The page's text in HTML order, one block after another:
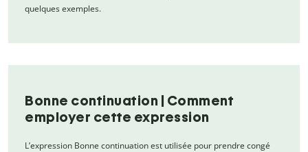
quelques exemples.
Bonne continuation | Comment
employer cette expression
L’expression Bonne continuation est utilisée pour prendre congé